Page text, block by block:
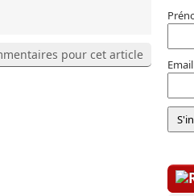
pour cet article
Email